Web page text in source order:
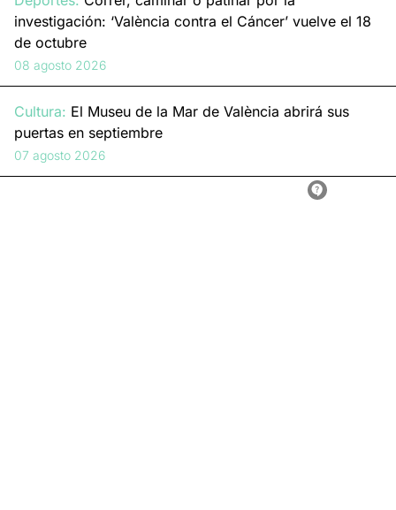
investigación: ‘València contra el Cáncer’ vuelve el 18
de octubre
08 agosto 2026
Cultura: El Museu de la Mar de València abrirá sus
puertas en septiembre
07 agosto 2026